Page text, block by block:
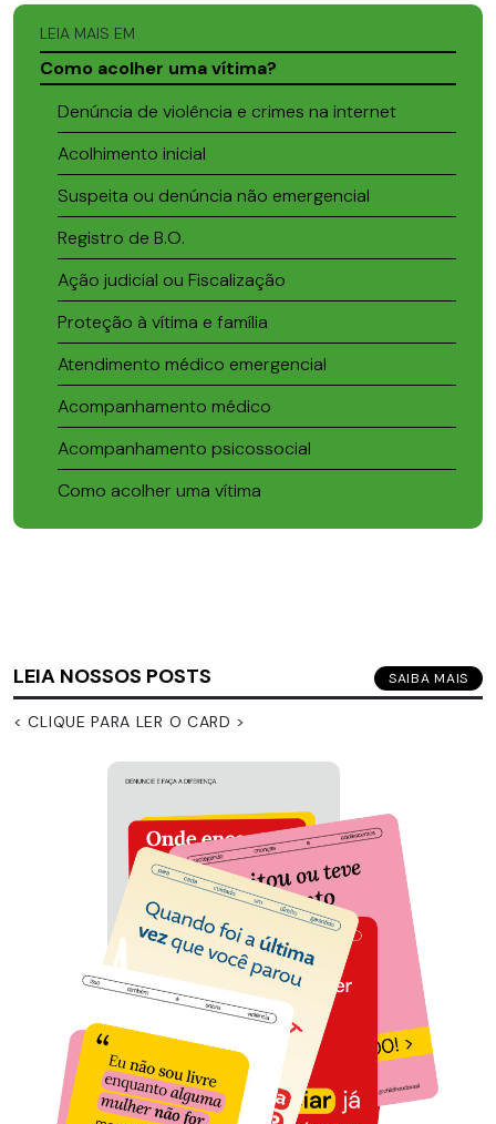
LEIA MAIS EM
Como acolher uma vítima?
Denúncia de violência e crimes na internet
Acolhimento inicial
Suspeita ou denúncia não emergencial
Registro de B.O.
Ação judicial ou Fiscalização
Proteção à vítima e família
Atendimento médico emergencial
Acompanhamento médico
Acompanhamento psicossocial
Como acolher uma vítima
LEIA NOSSOS POSTS SAIBA MAIS
< CLIQUE PARA LER O CARD >